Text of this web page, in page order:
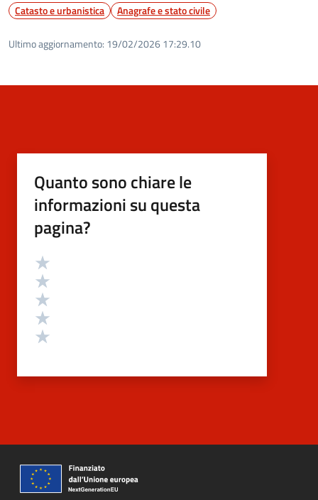
Catasto e urbanistica Anagrafe e stato civile
Ultimo aggiornamento: 19/02/2026 17:29.10
Quanto sono chiare le
informazioni su questa
pagina?
Valutazione